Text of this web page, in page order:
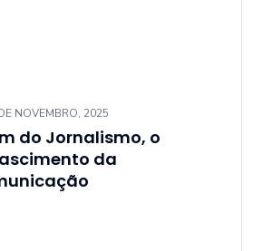
NOVEMBRO, 2025
do Jornalismo, o
da